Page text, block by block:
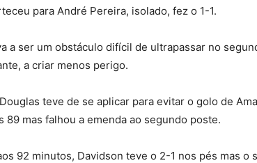
para André Pereira, isolado, fez o 1-1.
a ser um obstáculo difícil de ultrapassar no
a criar menos perigo.
teve de se aplicar para evitar o golo de
89 mas falhou a emenda ao segundo poste.
92 minutos, Davidson teve o 2-1 nos pés mas o